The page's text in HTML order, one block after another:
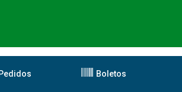
Boletos